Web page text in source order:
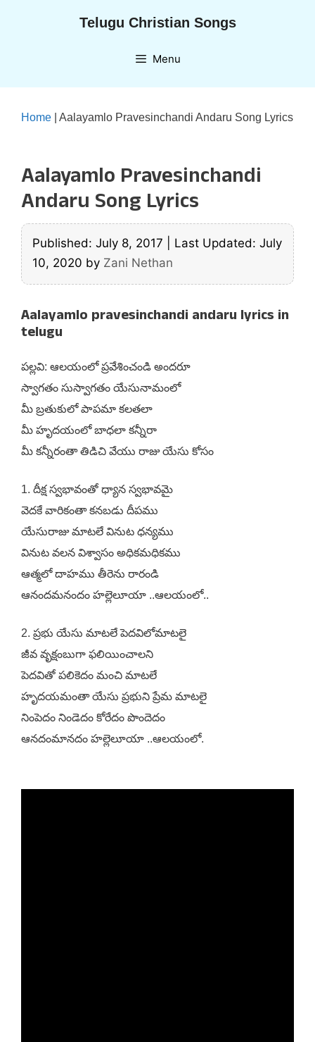
Telugu Christian Songs
Menu
Home Aalayamlo Pravesinchandi Andaru Song Lyrics
Aalayamlo Pravesinchandi
Andaru Song Lyrics
Published: July 8, 2017
Last Updated: July
10, 2020 by Zani Nethan
Aalayamlo pravesinchandi andaru lyrics in
telugu
పల్లవి: ఆలయంలో ప్రవేశించండి అందరూ
స్వాగతం సుస్వాగతం యేసునామంలో
మీ బ్రతుకులో పాపమా కలతలా
మీ హృదయంలో బాధలా కన్నీరా
మీ కన్నీరంతా తిడిచి వేయు రాజు యేసు కోసం
1. దీక్ష స్వభావంతో ధ్యాన స్వభావమై
వెదకే వారికంతా కనబడు దీపము
యేసురాజు మాటలే వినుట ధన్యము
వినుట వలన విశ్వాసం అధికమధికము
ఆత్మలో దాహము తీరెను రారండి
ఆనందమనందం హల్లెలూయా ..ఆలయంలో..
2. ప్రభు యేసు మాటలే పెదవిలోమాటలై
జీవ వృక్షంబుగా ఫలియించాలని
పెదవితో పలికెదం మంచి మాటలే
హృదయమంతా యేసు ప్రభుని ప్రేమ మాటలై
నింపెదం నిండెదం కోరేదం పొందెదం
ఆనదంమానదం హల్లెలూయా ..ఆలయంలో.